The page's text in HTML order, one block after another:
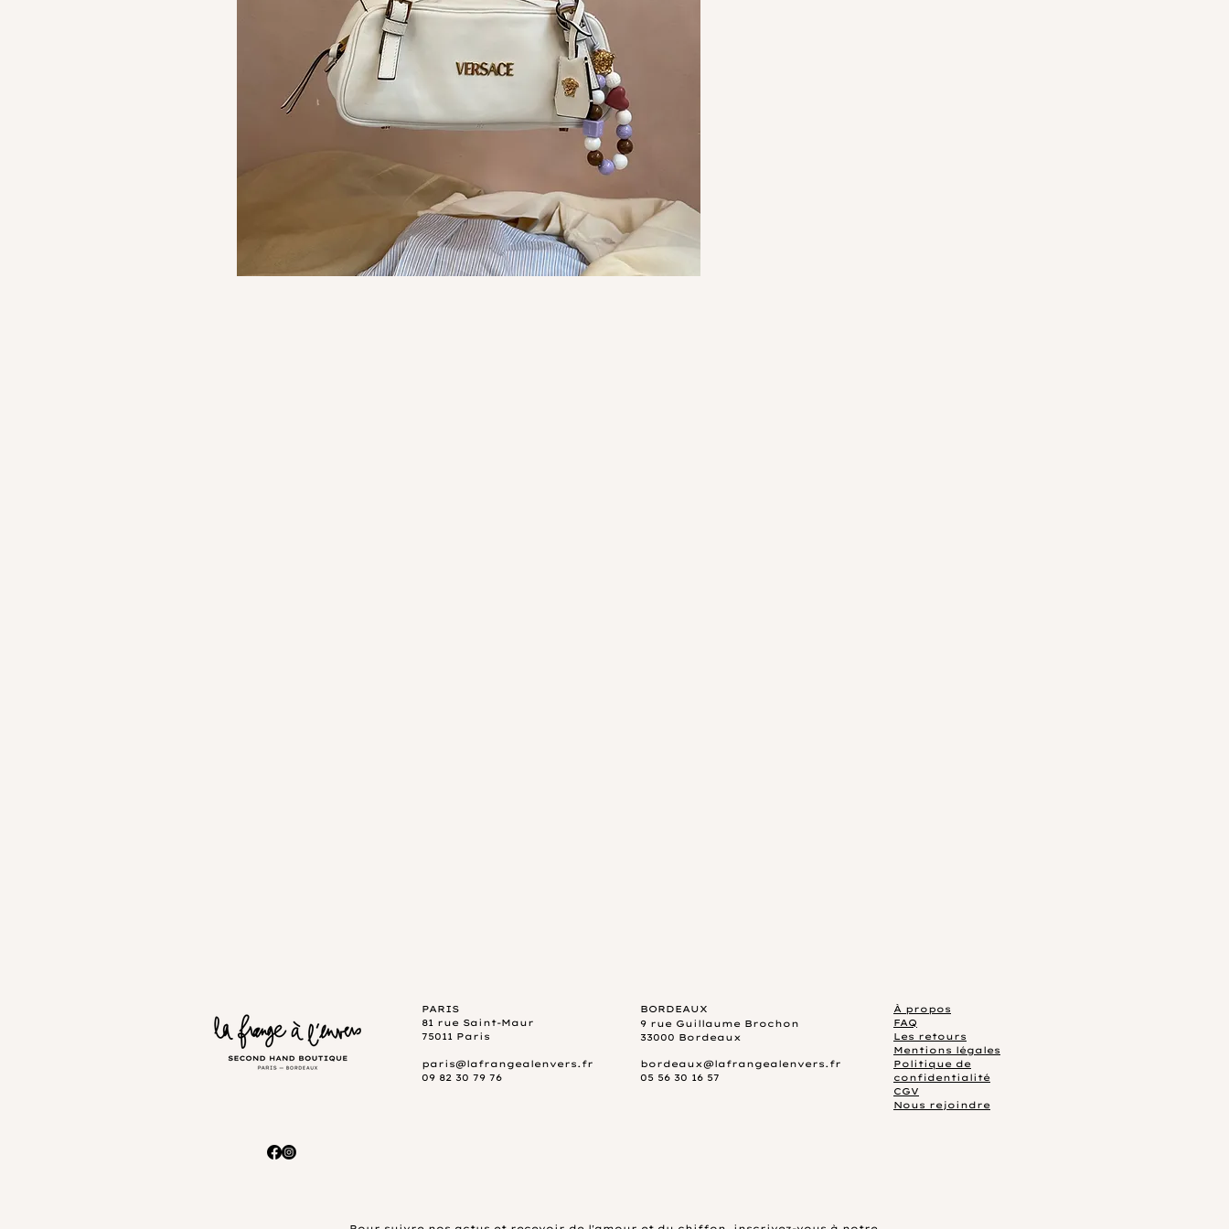
PARIS
81 rue Saint-Maur
75011 Paris
paris@lafrangealenvers.fr
09 82 30 79 76
BORDEAUX
9 rue Guillaume Brochon
33000 Bordeaux
bordeaux@lafrangealenvers.fr
05 56 30 16 57
À propos
FAQ
Les retours
Mentions légales
Politique de
confidentialité
CGV
Nous rejoindre